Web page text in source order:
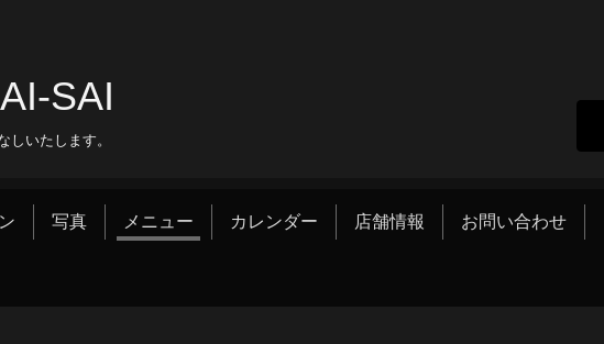
しいたします。
写真 メニュー カレンダー 店舗情報 お問い合わせ